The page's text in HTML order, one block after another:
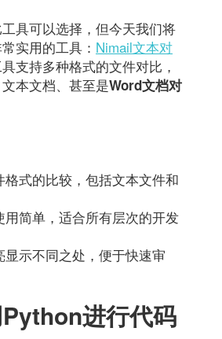
具可以选择，但今天我们将
实用的工具： Nimail文本对
支持多种格式的文件对比，
本文档、甚至是Word文档对
格式的比较，包括文本文件和
用简单，适合所有层次的开发
显示不同之处，便于快速审
进行代码